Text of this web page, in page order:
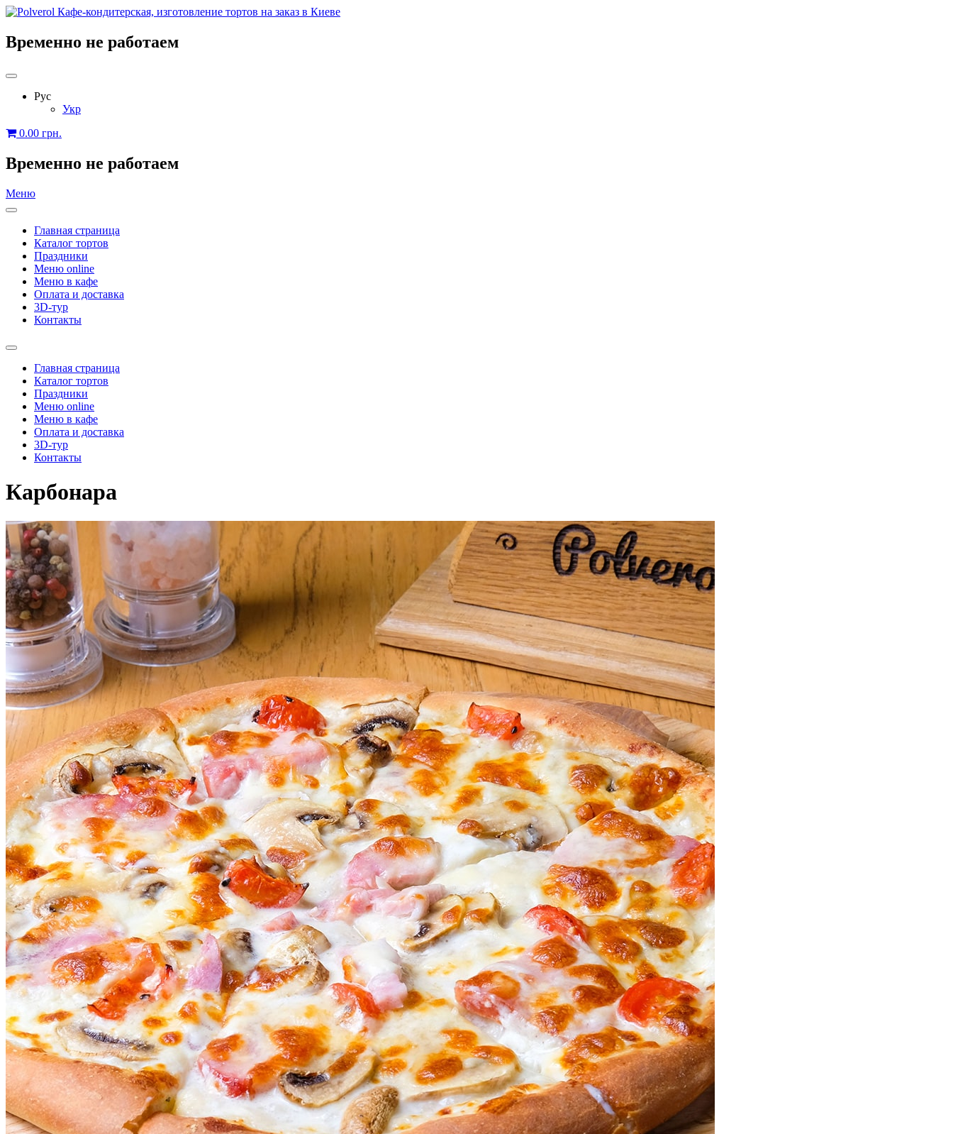
Временно не работаем
Рус
Укр
0.00 грн.
Временно не работаем
Меню
Главная страница
Каталог тортов
Праздники
Меню online
Меню в кафе
Оплата и доставка
3D-тур
Контакты
Главная страница
Каталог тортов
Праздники
Меню online
Меню в кафе
Оплата и доставка
3D-тур
Контакты
Карбонара